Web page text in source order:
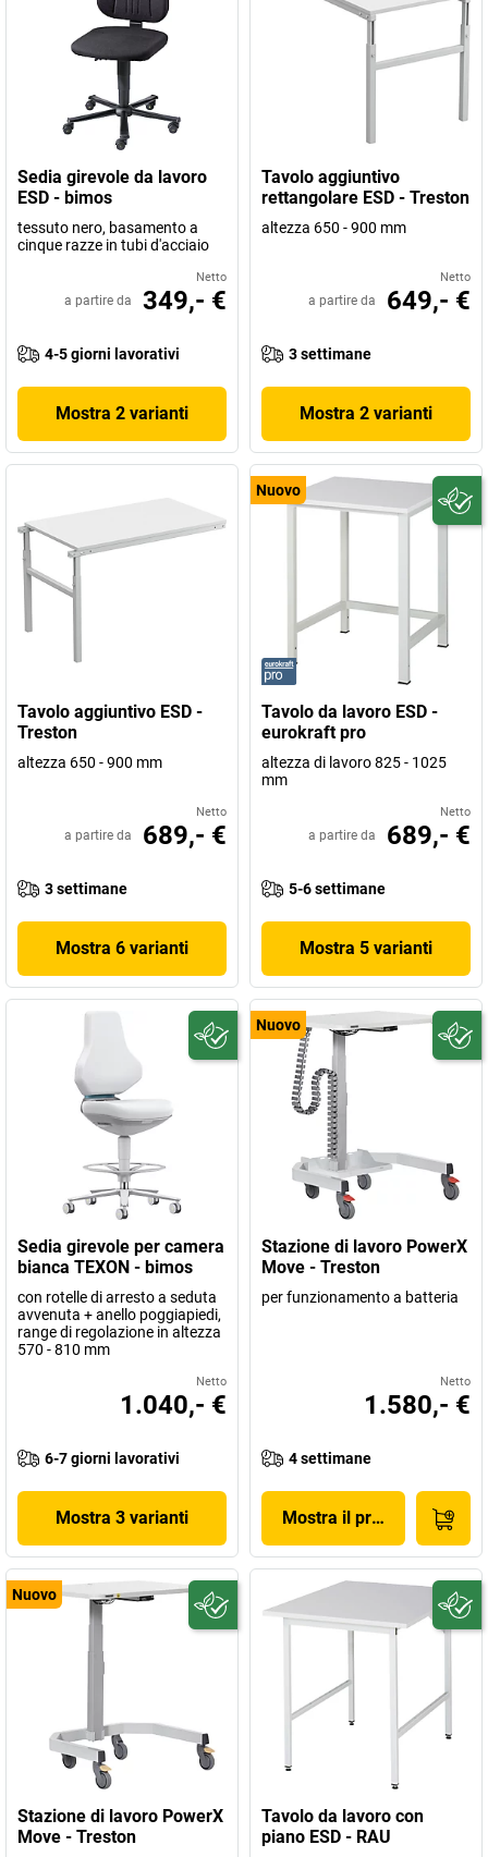
Sedia girevole da lavoro
ESD - bimos
tessuto nero, basamento a
cinque razze in tubi d'acciaio
Netto
a partire da 349,- €
4-5 giorni lavorativi
Mostra 2 varianti
Tavolo aggiuntivo
rettangolare ESD - Treston
altezza 650 - 900 mm
Netto
a partire da 649,- €
3 settimane
Mostra 2 varianti
Tavolo aggiuntivo ESD -
Treston
altezza 650 - 900 mm
Netto
a partire da 689,- €
3 settimane
Mostra 6 varianti
Nuovo
Tavolo da lavoro ESD -
eurokraft pro
altezza di lavoro 825 - 1025
mm
Netto
a partire da 689,- €
5-6 settimane
Mostra 5 varianti
Sedia girevole per camera
bianca TEXON - bimos
con rotelle di arresto a seduta
avvenuta + anello poggiapiedi,
range di regolazione in altezza
570 - 810 mm
Netto
1.040,- €
6-7 giorni lavorativi
Mostra 3 varianti
Nuovo
Stazione di lavoro PowerX
Move - Treston
per funzionamento a batteria
Netto
1.580,- €
4 settimane
Mostra il prodotto
Nuovo
Stazione di lavoro PowerX
Move - Treston
Tavolo da lavoro con
piano ESD - RAU